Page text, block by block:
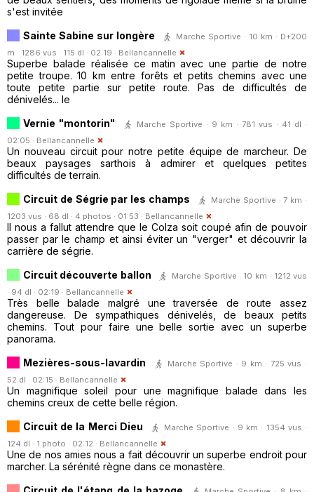
s'est invitée
Sainte Sabine sur longère
Marche Sportive · 10 km · D+200
m · 1286 vus · 115 dl · 02:19 · Bellancannelle
Superbe balade réalisée ce matin avec une partie de notre
petite troupe. 10 km entre forêts et petits chemins avec une
toute petite partie sur petite route. Pas de difficultés de
dénivelés... le
Vernie "montorin"
Marche Sportive · 9 km · 781 vus · 41 dl ·
02:05 · Bellancannelle
Un nouveau circuit pour notre petite équipe de marcheur. De
beaux paysages sarthois à admirer et quelques petites
difficultés de terrain.
Circuit de Ségrie par les champs
Marche Sportive · 7 km ·
1203 vus · 68 dl · 4 photos · 01:53 · Bellancannelle
Il nous a fallut attendre que le Colza soit coupé afin de pouvoir
passer par le champ et ainsi éviter un "verger" et découvrir la
carrière de ségrie.
Circuit découverte ballon
Marche Sportive · 10 km · 1212 vus
· 94 dl · 02:19 · Bellancannelle
Très belle balade malgré une traversée de route assez
dangereuse. De sympathiques dénivelés, de beaux petits
chemins. Tout pour faire une belle sortie avec un superbe
panorama.
Mezières-sous-lavardin
Marche Sportive · 9 km · 725 vus ·
52 dl · 02:15 · Bellancannelle
Un magnifique soleil pour une magnifique balade dans les
chemins creux de cette belle région.
Circuit de la Merci Dieu
Marche Sportive · 9 km · 1354 vus ·
124 dl · 1 photo · 02:12 · Bellancannelle
Une de nos amies nous a fait découvrir un superbe endroit pour
marcher. La sérénité règne dans ce monastère.